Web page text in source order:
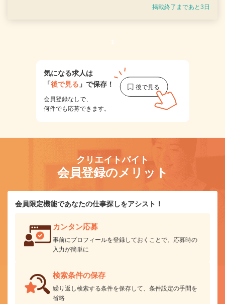
掲載終了まであと3日
1
気になる求人は
「後で見る 」で保存！
会員登録なしで、
何件でも応募できます。
クリエイトバイト
会員登録のメリット
会員限定機能であなたの仕事探しをアシスト！
カンタン応募
事前にプロフィールを登録しておくことで、応募時の
入力が簡単に
検索条件の保存
繰り返し検索する条件を保存して、条件設定の手間を
省略